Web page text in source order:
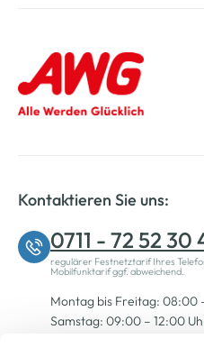
Kontaktieren Sie uns:
0711 - 72 52 30
regulärer Festnetztarif Ihres
Mobilfunktarif ggf. abweichend.
Montag bis Freitag: 08:00
Samstag: 09:00 – 12:00